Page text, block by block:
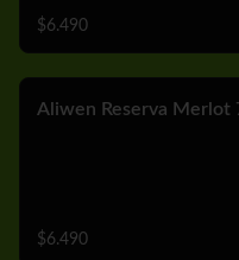
$6.490
Aliwen Reserva Merlot
$6.490